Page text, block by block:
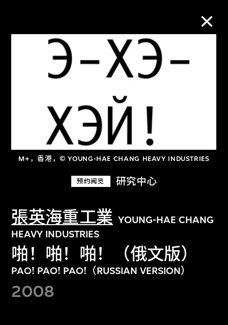
M+，香港，© YOUNG-HAE CHANG HEAVY INDUSTRIES
预约阅览 研究中心
張英海重工業 YOUNG-HAE CHANG
HEAVY INDUSTRIES
啪！啪！啪！（俄文版）
PAO! PAO! PAO!（RUSSIAN VERSION）
2008
M+藏品
关于M+藏品
探索世界顶级的二十及二十一世纪视觉
文化藏品。